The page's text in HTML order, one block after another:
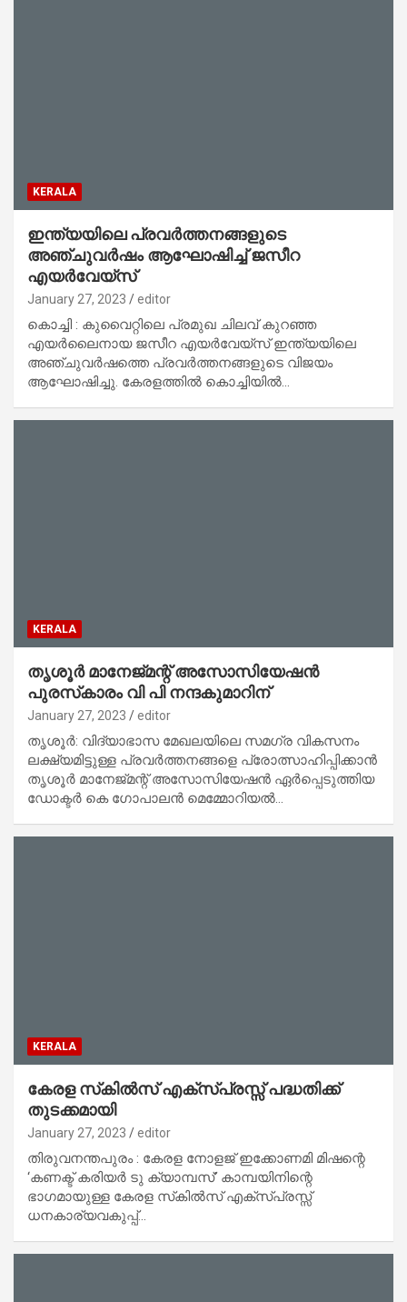
KERALA
ഇന്ത്യയിലെ പ്രവര്‍ത്തനങ്ങളുടെ
അഞ്ചുവര്‍ഷം ആഘോഷിച്ച് ജസീറ
എയര്‍വേയ്‌സ്
January 27, 2023 editor
കൊച്ചി : കുവൈറ്റിലെ പ്രമുഖ ചിലവ് കുറഞ്ഞ
എയര്‍ലൈനായ ജസീറ എയര്‍വേയ്‌സ് ഇന്ത്യയിലെ
അഞ്ചുവര്‍ഷത്തെ പ്രവര്‍ത്തനങ്ങളുടെ വിജയം
ആഘോഷിച്ചു. കേരളത്തില്‍ കൊച്ചിയില്‍…
KERALA
തൃശൂർ മാനേജ്‌മന്റ് അസോസിയേഷൻ
പുരസ്‌കാരം വി പി നന്ദകുമാറിന്
January 27, 2023 editor
തൃശൂർ: വിദ്യാഭാസ മേഖലയിലെ സമഗ്ര വികസനം
ലക്ഷ്യമിട്ടുള്ള പ്രവർത്തനങ്ങളെ പ്രോത്സാഹിപ്പിക്കാൻ
തൃശൂർ മാനേജ്‌മന്റ് അസോസിയേഷൻ ഏർപ്പെടുത്തിയ
ഡോക്ടർ കെ ഗോപാലൻ മെമ്മോറിയൽ…
KERALA
കേരള സ്‌കില്‍സ് എക്‌സ്പ്രസ്സ് പദ്ധതിക്ക്
തുടക്കമായി
January 27, 2023 editor
തിരുവനന്തപുരം : കേരള നോളജ് ഇക്കോണമി മിഷന്റെ
‘കണക്ട് കരിയര്‍ ടു ക്യാമ്പസ്’ കാമ്പയിനിന്റെ
ഭാഗമായുള്ള കേരള സ്‌കില്‍സ് എക്‌സ്പ്രസ്സ്
ധനകാര്യവകുപ്പ്…